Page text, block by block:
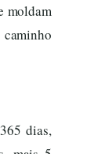
moldam
dias,